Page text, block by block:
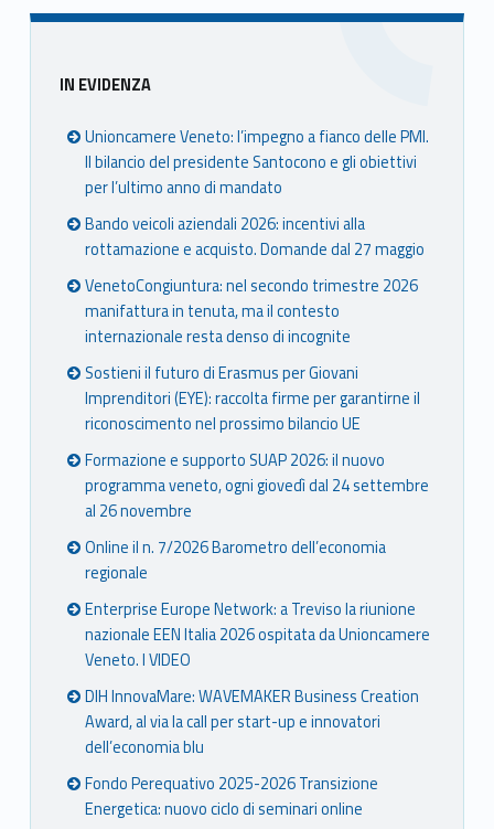
book
mer
Ven
eto
ter
Ven
eto
ube
Ven
eto
edin
Ven
eto
Sidebar
IN EVIDENZA
Unioncamere Veneto: l’impegno a fianco delle PMI.
Il bilancio del presidente Santocono e gli obiettivi
per l’ultimo anno di mandato
Bando veicoli aziendali 2026: incentivi alla
rottamazione e acquisto. Domande dal 27 maggio
VenetoCongiuntura: nel secondo trimestre 2026
manifattura in tenuta, ma il contesto
internazionale resta denso di incognite
Sostieni il futuro di Erasmus per Giovani
Imprenditori (EYE): raccolta firme per garantirne il
riconoscimento nel prossimo bilancio UE
Formazione e supporto SUAP 2026: il nuovo
programma veneto, ogni giovedì dal 24 settembre
al 26 novembre
Online il n. 7/2026 Barometro dell’economia
regionale
Enterprise Europe Network: a Treviso la riunione
nazionale EEN Italia 2026 ospitata da Unioncamere
Veneto. I VIDEO
DIH InnovaMare: WAVEMAKER Business Creation
Award, al via la call per start-up e innovatori
dell’economia blu
Fondo Perequativo 2025-2026 Transizione
Energetica: nuovo ciclo di seminari online